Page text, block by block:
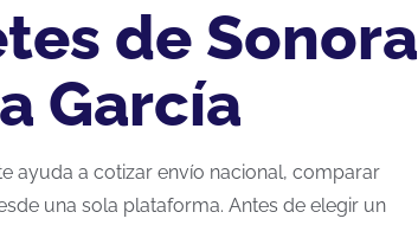
de Sonora
García
ayuda a cotizar envío nacional, comparar
una sola plataforma. Antes de elegir un